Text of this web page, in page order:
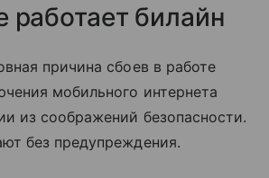
работает билайн
причина сбоев в работе
мобильного интернета
из соображений безопасности.
без предупреждения.